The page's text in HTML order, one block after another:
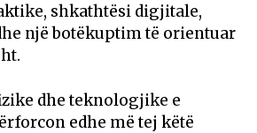
shkathtësi digjitale,
një botëkuptim të orientuar
dhe teknologjike e
edhe më tej këtë